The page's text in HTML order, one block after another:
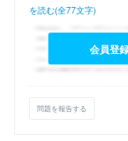
を読む(全77文字)
会員登
問題を報告する